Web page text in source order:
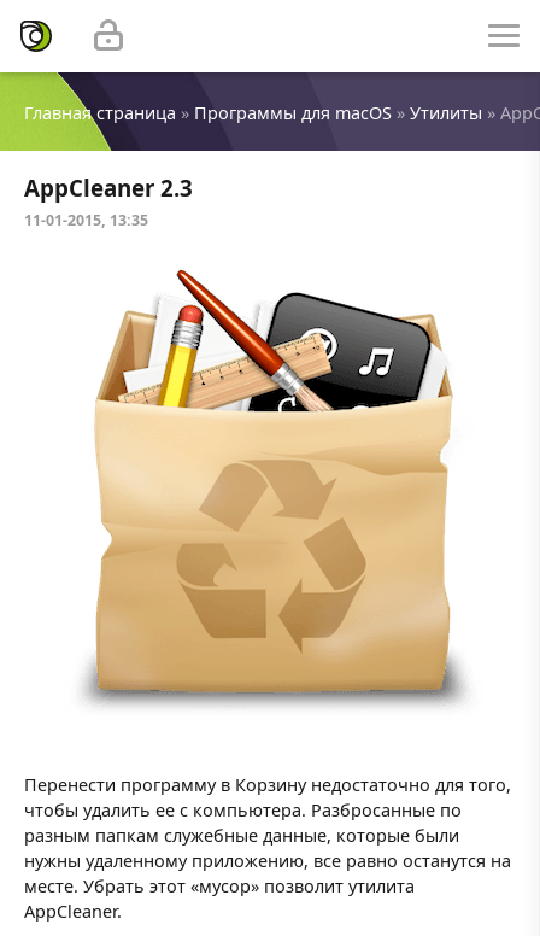
Главная страница » Программы для macOS » Утилиты »
AppCleaner 2.3
11-01-2015, 13:35
Перенести программу в Корзину недостаточно для того,
чтобы удалить ее с компьютера. Разбросанные по
разным папкам служебные данные, которые были
нужны удаленному приложению, все равно останутся на
месте. Убрать этот «мусор» позволит утилита
AppCleaner.